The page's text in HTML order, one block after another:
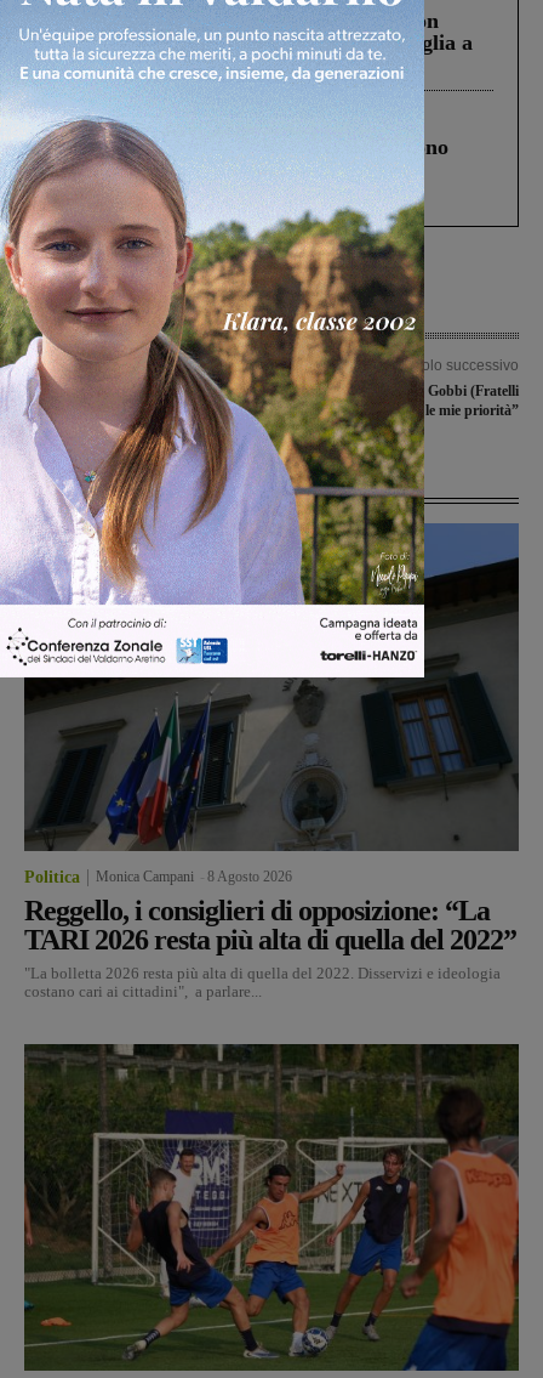
Scomparso da una struttura di Castiglion
Fiorentino l’uomo che aveva ucciso la figlia a
Levane nel 2020
Cronaca 4 Agosto 2026
Un anno fa la strage in A1 in cui morirono
Gianni, Giulia e Franco. Lo schianto, il
processo, lo stop ai sorpassi fra tir....
Articolo precedente
Nidi comunali, ripartono in sicurezza
anche “Lo Scheggia e il “Marzocchino
Articolo successivo
Elezioni regionali, Gobbi (Fratelli
d’Italia): “Ecco le mie priorità”
Ultime Notizie
Politica Monica Campani 8 Agosto 2026
Reggello, i consiglieri di opposizione: “La
TARI 2026 resta più alta di quella del 2022”
"La bolletta 2026 resta più alta di quella del 2022. Disservizi e ideologia
costano cari ai cittadini", a parlare...